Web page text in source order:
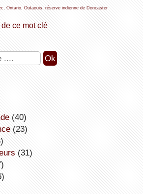
Ontario, Outaouis, réserve indienne de Doncaster
ce mot clé
(40)
(23)
(31)